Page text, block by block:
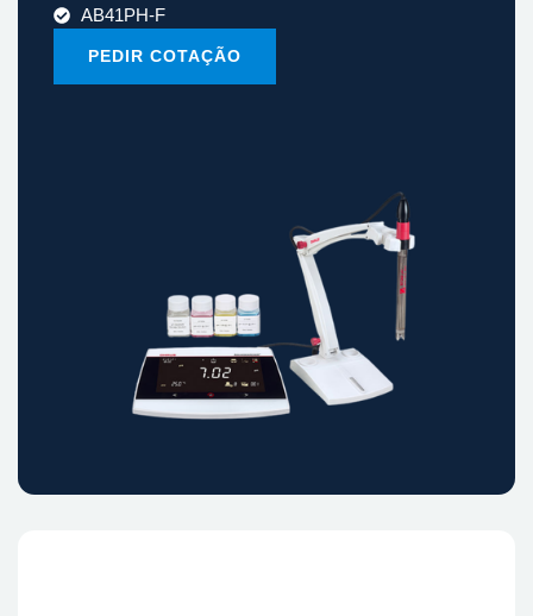
AB41PH-F
PEDIR COTAÇÃO